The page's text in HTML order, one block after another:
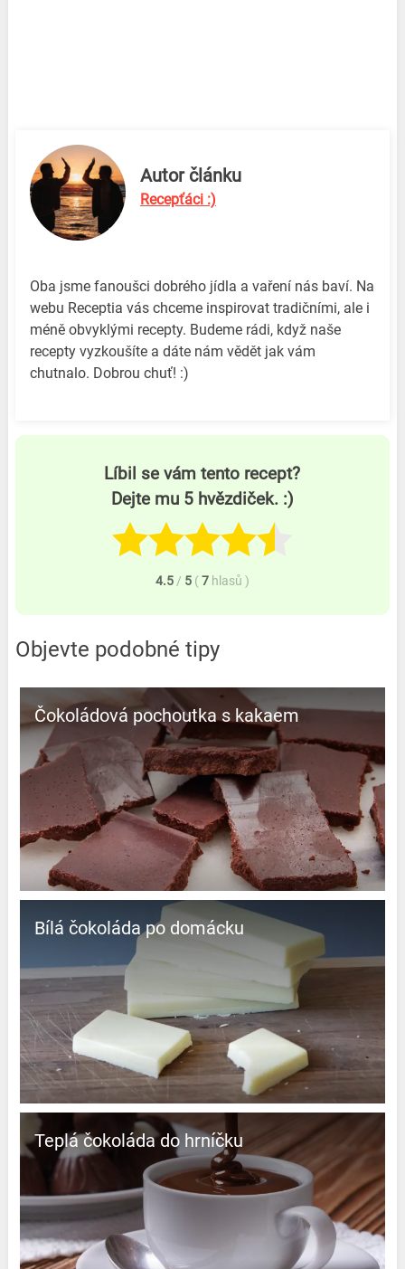
Autor článku
Recepťáci :)
Oba jsme fanoušci dobrého jídla a vaření nás baví. Na
webu Receptia vás chceme inspirovat tradičními, ale i
méně obvyklými recepty. Budeme rádi, když naše
recepty vyzkoušíte a dáte nám vědět jak vám
chutnalo. Dobrou chuť! :)
Líbil se vám tento recept?
Dejte mu 5 hvězdiček. :)
4.5 / 5 (7 hlasů )
Objevte podobné tipy
Čokoládová pochoutka s kakaem
Bílá čokoláda po domácku
Teplá čokoláda do hrníčku